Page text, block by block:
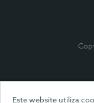
Este website utiliza